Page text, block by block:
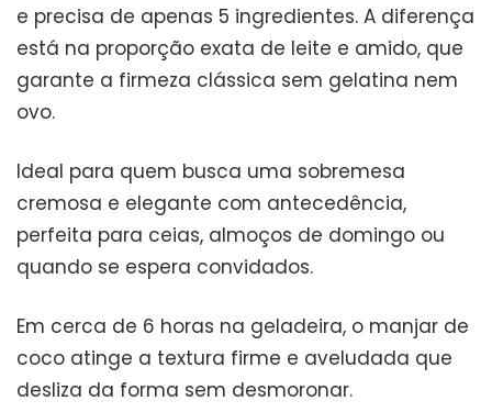
e precisa de apenas 5 ingredientes. A diferença
está na proporção exata de leite e amido, que
garante a firmeza clássica sem gelatina nem
ovo.
Ideal para quem busca uma sobremesa
cremosa e elegante com antecedência,
perfeita para ceias, almoços de domingo ou
quando se espera convidados.
Em cerca de 6 horas na geladeira, o manjar de
coco atinge a textura firme e aveludada que
desliza da forma sem desmoronar.